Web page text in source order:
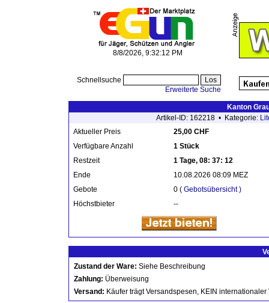
8/8/2026, 9:32:12 PM
Schnellsuche
Erweiterte Suche
Kanton
Artikel-ID: 162218 • Kategorie:
Aktueller Preis
25,00 CHF
Verfügbare Anzahl
1 Stück
Restzeit
1 Tage, 08: 37: 12
Ende
10.08.2026 08:09 MEZ
Gebote
0 ( Gebotsübersicht )
Höchstbieter
--
Zustand der Ware: Siehe Beschreibung
Zahlung: Überweisung
Versand: Käufer trägt Versandspesen, KEIN internationaler